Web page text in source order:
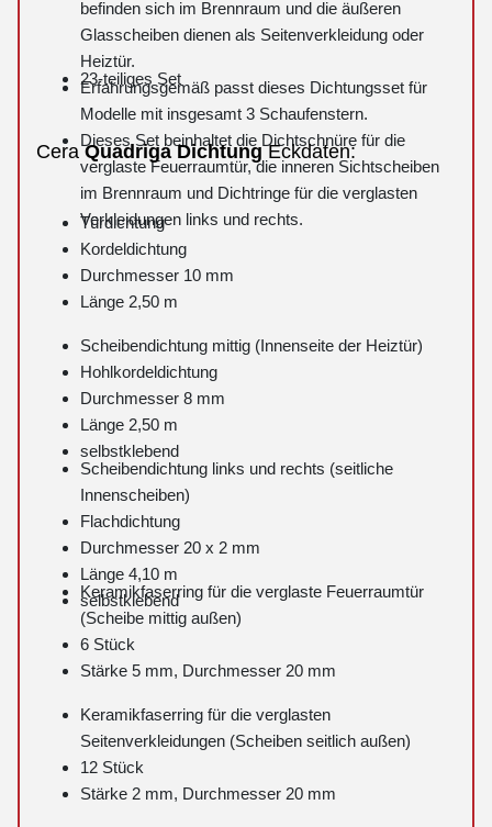
befinden sich im Brennraum und die äußeren
Glasscheiben dienen als Seitenverkleidung oder
Heiztür.
Erfahrungsgemäß passt dieses Dichtungsset für
Modelle mit insgesamt 3 Schaufenstern.
Dieses Set beinhaltet die Dichtschnüre für die
verglaste Feuerraumtür, die inneren Sichtscheiben
im Brennraum und Dichtringe für die verglasten
Verkleidungen links und rechts.
23-teiliges Set
CeraQuadriga DichtungEckdaten:
Türdichtung
Kordeldichtung
Durchmesser 10 mm
Länge 2,50 m
Scheibendichtung mittig (Innenseite der Heiztür)
Hohlkordeldichtung
Durchmesser 8 mm
Länge 2,50 m
selbstklebend
Scheibendichtung links und rechts (seitliche
Innenscheiben)
Flachdichtung
Durchmesser 20 x 2 mm
Länge 4,10 m
selbstklebend
Keramikfaserring für die verglaste Feuerraumtür
(Scheibe mittig außen)
6 Stück
Stärke 5 mm, Durchmesser 20 mm
Keramikfaserring für die verglasten
Seitenverkleidungen (Scheiben seitlich außen)
12 Stück
Stärke 2 mm, Durchmesser 20 mm